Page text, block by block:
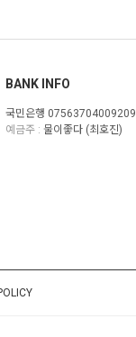
BANK INFO
국민은행 07563704009209
예금주 : 물이좋다 (최호진)